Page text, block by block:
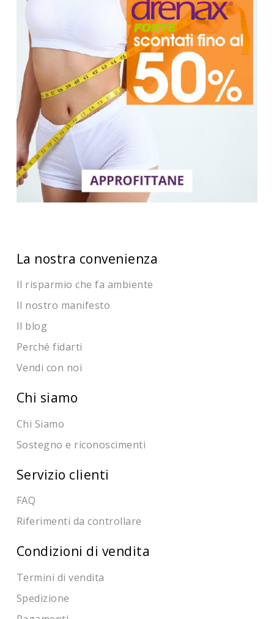
La nostra convenienza
Il risparmio che fa ambiente
Il nostro manifesto
Il blog
Perché fidarti
Vendi con noi
Chi siamo
Chi Siamo
Sostegno e riconoscimenti
Servizio clienti
FAQ
Riferimenti da controllare
Condizioni di vendita
Termini di vendita
Spedizione